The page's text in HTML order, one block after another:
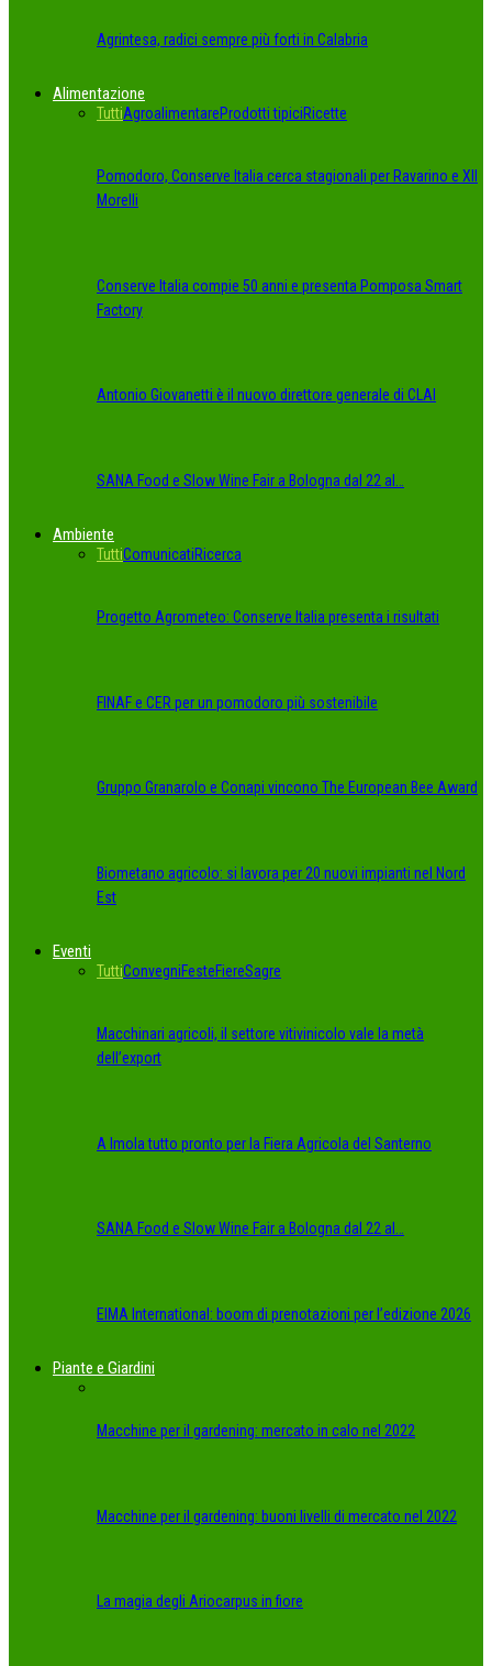
Agrintesa, radici sempre più forti in Calabria
Alimentazione
TuttiAgroalimentareProdotti tipiciRicette
Pomodoro, Conserve Italia cerca stagionali per Ravarino e XII
Morelli
Conserve Italia compie 50 anni e presenta Pomposa Smart
Factory
Antonio Giovanetti è il nuovo direttore generale di CLAI
SANA Food e Slow Wine Fair a Bologna dal 22 al…
Ambiente
TuttiComunicatiRicerca
Progetto Agrometeo: Conserve Italia presenta i risultati
FINAF e CER per un pomodoro più sostenibile
Gruppo Granarolo e Conapi vincono The European Bee Award
Biometano agricolo: si lavora per 20 nuovi impianti nel Nord
Est
Eventi
TuttiConvegniFesteFiereSagre
Macchinari agricoli, il settore vitivinicolo vale la metà
dell’export
A Imola tutto pronto per la Fiera Agricola del Santerno
SANA Food e Slow Wine Fair a Bologna dal 22 al…
EIMA International: boom di prenotazioni per l’edizione 2026
Piante e Giardini
Macchine per il gardening: mercato in calo nel 2022
Macchine per il gardening: buoni livelli di mercato nel 2022
La magia degli Ariocarpus in fiore